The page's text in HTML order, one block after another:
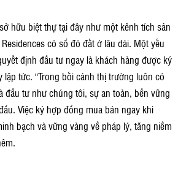
hữu biệt thự tại đây như một kênh tích sản
có sổ đỏ đất ở lâu dài. Một yếu
định đầu tư ngay là khách hàng được ký
lập tức. "Trong bối cảnh thị trường luôn có
đầu tư như chúng tôi, sự an toàn, bền vững
Việc ký hợp đồng mua bán ngay khi
bạch và vững vàng về pháp lý, tăng niềm